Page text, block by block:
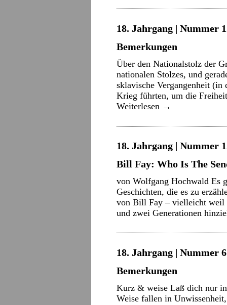
18. Jahrgang | Nummer
Bemerkungen
Über den Nationalstolz der
nationalen Stolzes, und
sklavische Vergangenheit (in
Krieg führten, um die
Weiterlesen →
18. Jahrgang | Nummer
Bill Fay: Who Is The
von Wolfgang Hochwald Es
Geschichten, die es zu
von Bill Fay – vielleicht weil
und zwei Generationen
18. Jahrgang | Nummer
Bemerkungen
Kurz & weise Laß dich nur
Weise fallen in